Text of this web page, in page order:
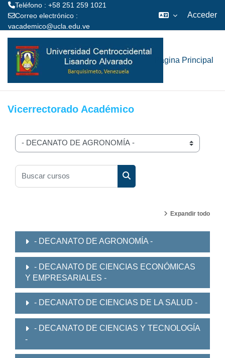
Teléfono : +58 251 259 1021
Correo electrónico :
vacademico@ucla.edu.ve
Acceder
Página Principal
Vicerrectorado Académico
Categorías
Buscar cursos
Buscar cursos
Expandir todo
- DECANATO DE AGRONOMÍA -
- DECANATO DE CIENCIAS ECONÓMICAS
Y EMPRESARIALES -
- DECANATO DE CIENCIAS DE LA SALUD -
- DECANATO DE CIENCIAS Y TECNOLOGÍA
-